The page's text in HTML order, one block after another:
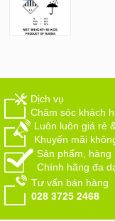
Dịch vụ
Chăm sóc khách
Luôn luôn giá rẻ
Khuyến mãi
Sản phẩm, hàng
Chính hãng đa
Tư vấn bán hàng
028 3725 2468